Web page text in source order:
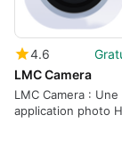
4.6
LMC Camera
LMC Camera : Une
application photo